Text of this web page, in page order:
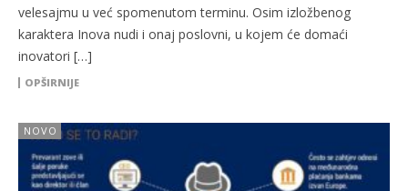
velesajmu u već spomenutom terminu. Osim izložbenog
karaktera Inova nudi i onaj poslovni, u kojem će domaći
inovatori […]
OPŠIRNIJE
NOVO